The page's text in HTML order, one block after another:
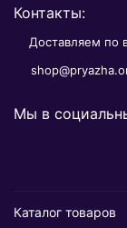
Контакты:
Доставляем по
Мы в
Каталог товаров